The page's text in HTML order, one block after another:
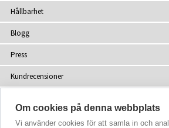
Hållbarhet
Blogg
Press
Kundrecensioner
Webbplatskarta
Om cookies på denna webbplats
Vi använder cookies för att samla in och